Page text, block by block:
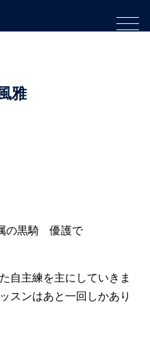
雅
の黒騎 優護で
自主練を主にしていきま
スンはあと一回しかあり